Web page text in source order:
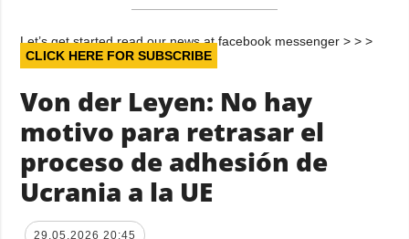
Let’s get started read our news at facebook messenger > > >
CLICK HERE FOR SUBSCRIBE
Von der Leyen: No hay
motivo para retrasar el
proceso de adhesión de
Ucrania a la UE
29.05.2026 20:45